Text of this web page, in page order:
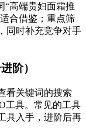
“高端贵妇面霜推
合借鉴；重点筛
同时补充竞争对手
阶）
看关键词的搜索
工具。常见的工具
具入手，进阶后再